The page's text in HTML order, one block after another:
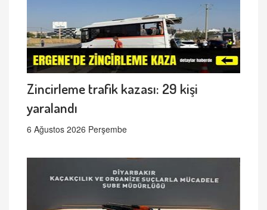
Zincirleme trafik kazası: 29 kişi
yaralandı
6 Ağustos 2026 Perşembe